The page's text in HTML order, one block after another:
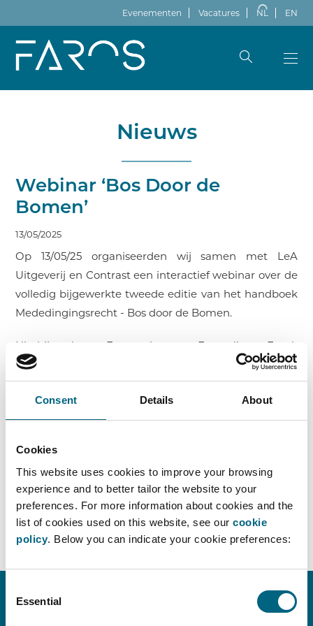
Consent Details About
Cookies
This website uses cookies to improve your browsing
experience and to better tailor the website to your
preferences. For more information about cookies and the
list of cookies used on this website, see our cookie
policy. Below you can indicate your cookie preferences:
Selection
Essential
Evenementen Vacatures NL EN
Nieuws
Webinar ‘Bos Door de
Bomen’
13/05/2025
Op 13/05/25 organiseerden wij samen met LeA
Uitgeverij en Contrast een interactief webinar over de
volledig bijgewerkte tweede editie van het handboek
Mededingingsrecht - Bos door de Bomen.
Hierbij proberen Faros advocaten Emmelie en Frank
Wijckmans de lezer door het juridische bos aan
mededingingsregels te loodsen – van samenwerking
tussen concurrenten tot misbruik van machtspositie,
en alles daartussen in.
Benieuwd naar onze slides? Stuur een mailtje naar
info@faros.eu.
TERUG NAAR OVERZICHT ›